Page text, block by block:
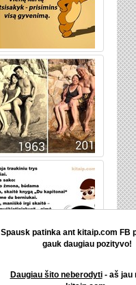
Spausk patinka ant kitaip.com FB
gauk daugiau pozityvo!
Daugiau šito neberodyti- aš jau